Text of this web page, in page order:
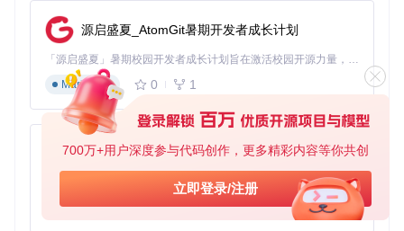
700万+用户深度参与代码创作，更多精彩内容等你共创
立即登录/注册
Vivus的持续迭代不断提升其在实际项目中的可用性。最新版
本带来了四项重要改进：
性能优化方面，通过重构动画循环逻辑，将浏览器重排次数减
少了40%，在低端设备上的动画流畅度提升明显。某电商平台
采用优化后的Vivus实现商品图标动画，页面加载时间减少了2
3%，用户停留时间增加15%。
新增的"场景模式"（scenario）允许定义复杂的动画序列，如
先绘制轮廓再填充细节，这种能力使Vivus成功应用于某教育
类APP的儿童识字功能，通过分阶段绘制汉字笔画，显著提升
源启盛夏_AtomGit暑期开发者成长计划
「源启盛夏」暑期校园开发者成长计划旨在激活校园开源力量，通过积分激励、认证扶持、资源倾斜等形式，引导高校组织和开发者完成「入驻 — 建项目 — 做贡献 — 获认证 — 得资源」的完整闭环。无论你是想带领社团入驻平台的组织者，还是希望用代码贡献证明自己的开发者，都能在这里找到属于你的成长路径。
Markdown
0 1
py-xiaozhi
基于Python的Xiaozhi AI，适用于想要完整Xiaozhi体验而无需拥有专用硬件的用户。
Python
0 1